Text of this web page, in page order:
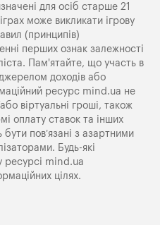
для осіб старше 21
може викликати ігрову
(принципів)
перших ознак залежності
Пам'ятайте, що участь в
доходів або
ресурс mind.ua не
віртуальні гроші, також
оплату ставок та інших
бути пов’язані з азартними
Будь-які
ресурсі mind.ua
цілях.